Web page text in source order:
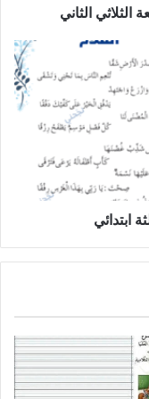
الثلاثي الثاني
ابتدائي